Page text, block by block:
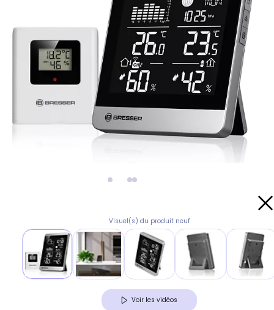
Visuel(s) du produit neuf
Voir les vidéos